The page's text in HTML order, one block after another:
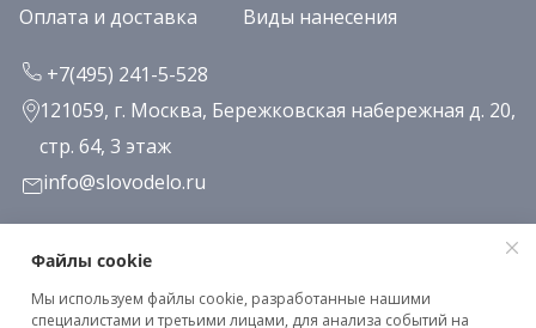
Оплата и доставка
Виды нанесения
+7(495) 241-5-528
121059, г. Москва, Бережковская набережная д. 20,
стр. 64, 3 этаж
info@slovodelo.ru
Заказать звонок
Подписаться на рассылку
Файлы cookie
Мы используем файлы cookie, разработанные нашими
специалистами и третьими лицами, для анализа событий на